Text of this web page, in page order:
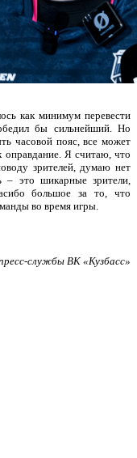
как минимум перевести
бы сильнейший. Но
часовой пояс, все может
оправдание. Я считаю, что
зрителей, думаю нет
– это шикарные зрители,
большое за то, что
во время игры.
службы ВК «Кузбасс»